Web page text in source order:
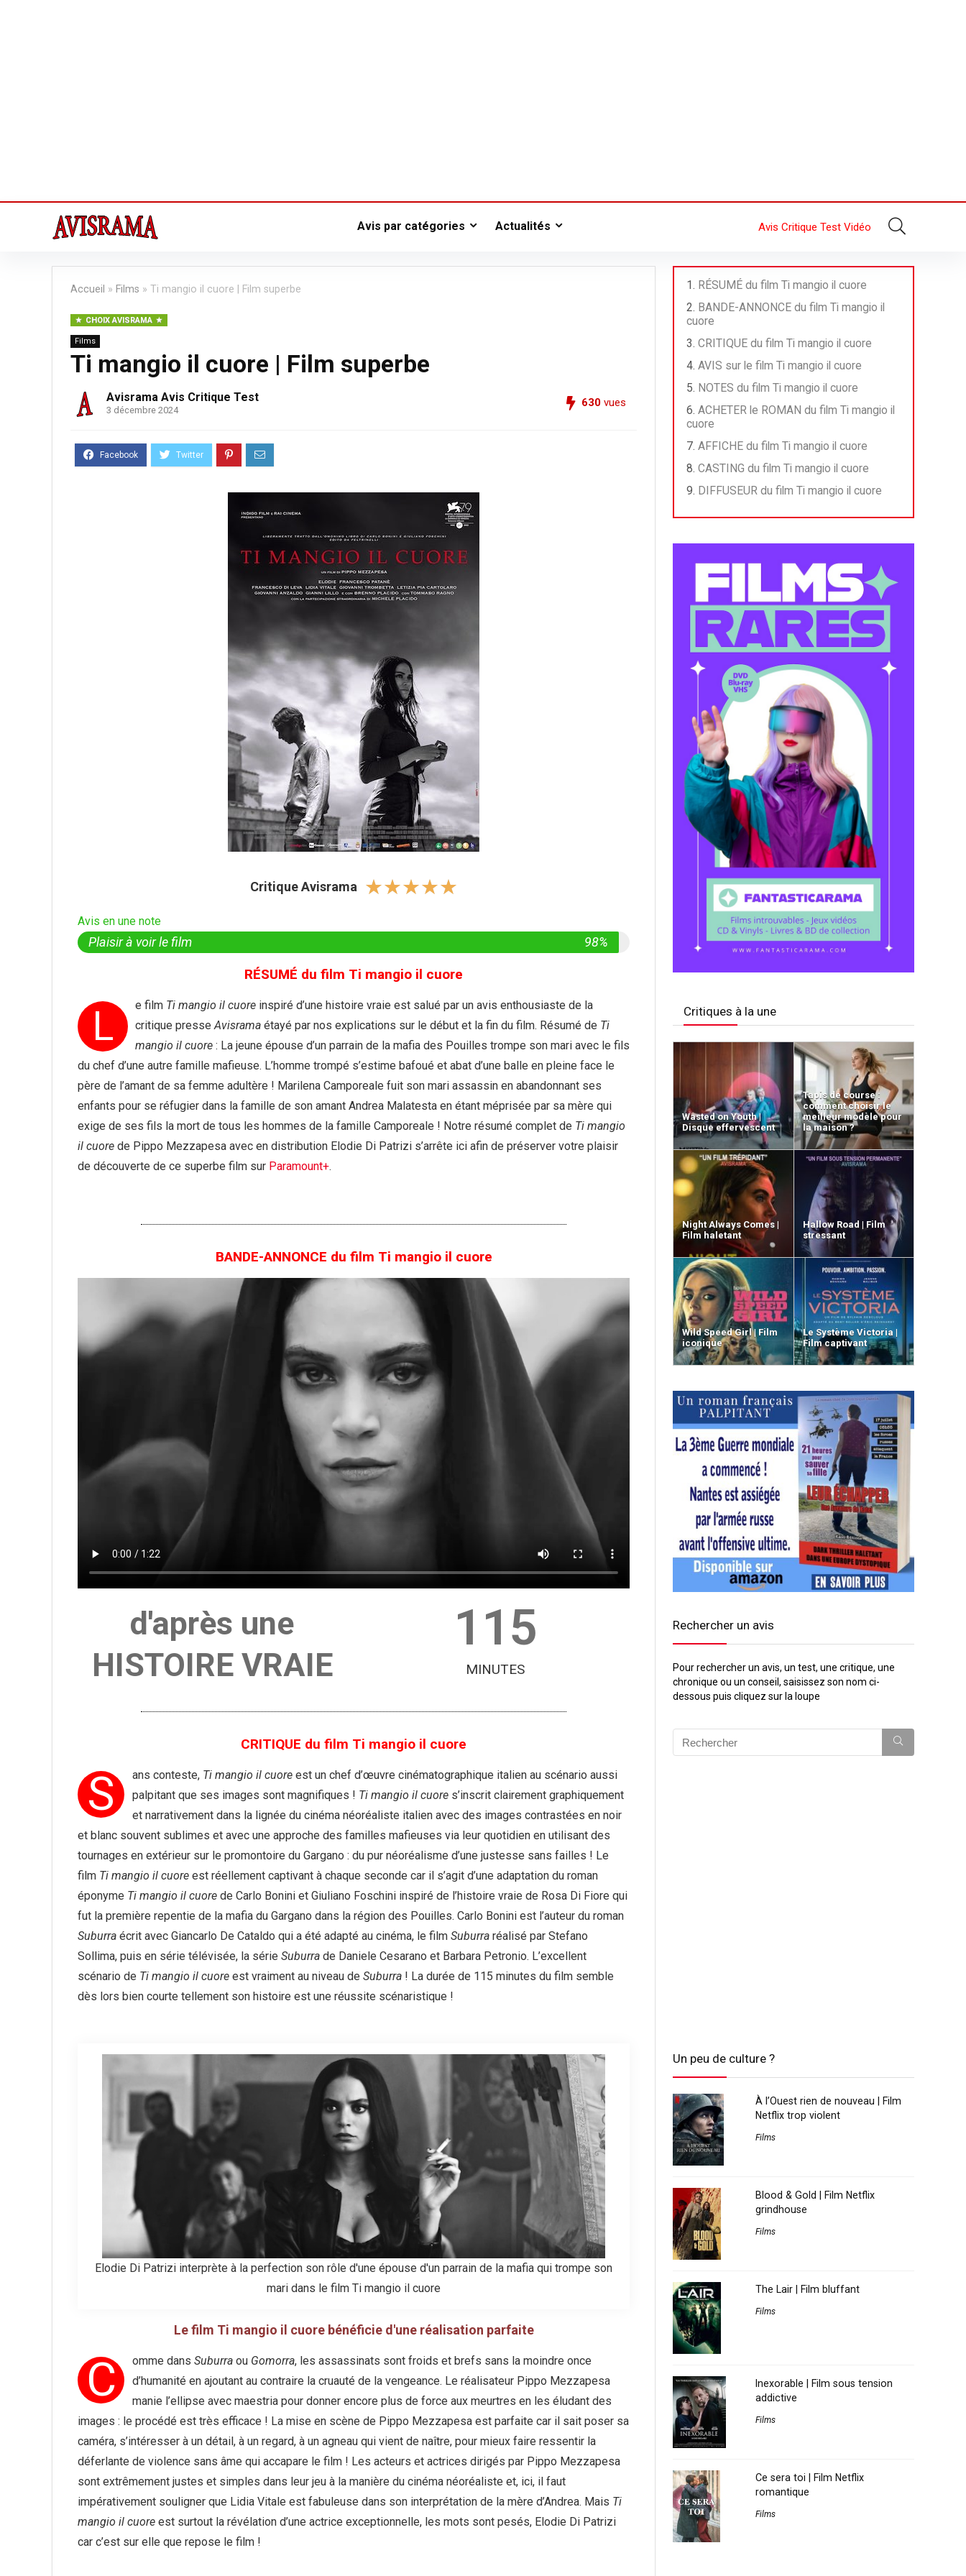
Avis par catégories Actualités Avis Critique Test Vidéo
Accueil » Films » Ti mangio il cuore | Film superbe
CHOIX AVISRAMA
Films
Ti mangio il cuore | Film superbe
Avisrama Avis Critique Test
3 décembre 2024
630 vues
Critique Avisrama ☆☆☆☆☆
Avis en une note
Plaisir à voir le film 98%
RÉSUMÉ du film Ti mangio il cuore
L e film Ti mangio il cuore inspiré d’une histoire vraie est salué par un avis enthousiaste de la
critique presseAvisrama étayé par nos explications sur le début et la fin du film. Résumé de Ti
mangio il cuore : La jeune épouse d’un parrain de la mafia des Pouilles trompe son mari avec le fils
du chef d’une autre famille mafieuse. L’homme trompé s’estime bafoué et abat d’une balle en pleine face le
père de l’amant de sa femme adultère ! Marilena Camporeale fuit son mari assassin en abandonnant ses
enfants pour se réfugier dans la famille de son amant Andrea Malatesta en étant méprisée par sa mère qui
exige de ses fils la mort de tous les hommes de la famille Camporeale ! Notre résumé complet de Ti mangio
il cuore de Pippo Mezzapesa avec en distribution Elodie Di Patrizi s’arrête ici afin de préserver votre plaisir
de découverte de ce superbe film sur Paramount+.
BANDE-ANNONCE du film Ti mangio il cuore
d'après une
HISTOIRE VRAIE
115
MINUTES
CRITIQUE du film Ti mangio il cuore
S ans conteste, Ti mangio il cuore est un chef d’œuvre cinématographique italien au scénario aussi
palpitant que ses images sont magnifiques ! Ti mangio il cuore s’inscrit clairement graphiquement
et narrativement dans la lignée du cinéma néoréaliste italien avec des images contrastées en noir
et blanc souvent sublimes et avec une approche des familles mafieuses via leur quotidien en utilisant des
tournages en extérieur sur le promontoire du Gargano : du pur néoréalisme d’une justesse sans failles ! Le
film Ti mangio il cuore est réellement captivant à chaque seconde car il s’agit d’une adaptation du roman
éponyme Ti mangio il cuore de Carlo Bonini et Giuliano Foschini inspiré de l’histoire vraie de Rosa Di Fiore qui
fut la première repentie de la mafia du Gargano dans la région des Pouilles. Carlo Bonini est l’auteur du roman
Suburra écrit avec Giancarlo De Cataldo qui a été adapté au cinéma, le film Suburra réalisé par Stefano
Sollima, puis en série télévisée, la série Suburra de Daniele Cesarano et Barbara Petronio. L’excellent
scénario de Ti mangio il cuore est vraiment au niveau de Suburra ! La durée de 115 minutes du film semble
dès lors bien courte tellement son histoire est une réussite scénaristique !
Elodie Di Patrizi interprète à la perfection son rôle d'une épouse d'un parrain de la mafia qui trompe son
mari dans le film Ti mangio il cuore
Le film Ti mangio il cuore bénéficie d'une réalisation parfaite
C omme dans Suburra ou Gomorra, les assassinats sont froids et brefs sans la moindre once
d’humanité en ajoutant au contraire la cruauté de la vengeance. Le réalisateur Pippo Mezzapesa
manie l’ellipse avec maestria pour donner encore plus de force aux meurtres en les éludant des
images : le procédé est très efficace ! La mise en scène de Pippo Mezzapesa est parfaite car il sait poser sa
caméra, s’intéresser à un détail, à un regard, à un agneau qui vient de naître, pour mieux faire ressentir la
déferlante de violence sans âme qui accapare le film ! Les acteurs et actrices dirigés par Pippo Mezzapesa
sont extrêmement justes et simples dans leur jeu à la manière du cinéma néoréaliste et, ici, il faut
impérativement souligner que Lidia Vitale est fabuleuse dans son interprétation de la mère d’Andrea. Mais Ti
mangio il cuore est surtout la révélation d’une actrice exceptionnelle, les mots sont pesés, Elodie Di Patrizi
car c’est sur elle que repose le film !
RÉSUMÉ du film Ti mangio il cuore
BANDE-ANNONCE du film Ti mangio il
cuore
CRITIQUE du film Ti mangio il cuore
AVIS sur le film Ti mangio il cuore
NOTES du film Ti mangio il cuore
ACHETER le ROMAN du film Ti mangio il
cuore
AFFICHE du film Ti mangio il cuore
CASTING du film Ti mangio il cuore
DIFFUSEUR du film Ti mangio il cuore
Critiques à la une
Wasted on Youth |
Disque effervescent
Tapis de course :
comment choisir le
meilleur modèle pour
la maison ?
Night Always Comes |
Film haletant
Hallow Road | Film
stressant
Wild Speed Girl | Film
iconique
Le Système Victoria |
Film captivant
Rechercher un avis
Pour rechercher un avis, un test, une critique, une
chronique ou un conseil, saisissez son nom ci-
dessous puis cliquez sur la loupe
Un peu de culture ?
À l’Ouest rien de nouveau | Film
Netflix trop violent
Films
Blood & Gold | Film Netflix
grindhouse
Films
The Lair | Film bluffant
Films
Inexorable | Film sous tension
addictive
Films
Ce sera toi | Film Netflix
romantique
Films